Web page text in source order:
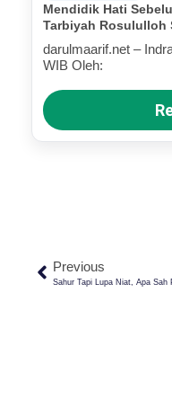
Mendidik Hati
Tarbiyah Rosululloh
Terluka (Bagian III)
darulmaarif.net –
WIB Oleh:
Previous